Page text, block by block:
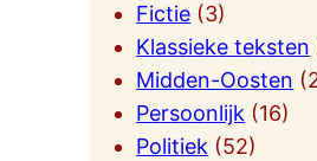
Fictie (3)
Klassieke teksten
Midden-Oosten
Persoonlijk (16)
Politiek (52)